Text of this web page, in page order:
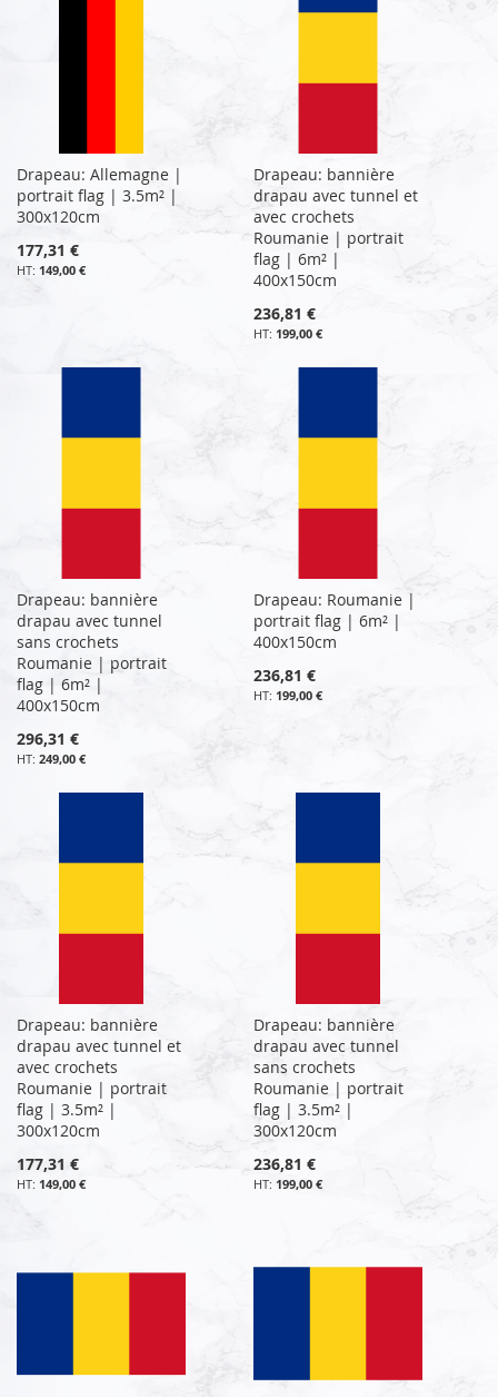
Drapeau: Allemagne |
portrait flag | 3.5m² |
300x120cm
177,31 €
149,00 €
Drapeau: bannière
drapau avec tunnel et
avec crochets
Roumanie | portrait
flag | 6m² |
400x150cm
236,81 €
199,00 €
Drapeau: bannière
drapau avec tunnel
sans crochets
Roumanie | portrait
flag | 6m² |
400x150cm
296,31 €
249,00 €
Drapeau: Roumanie |
portrait flag | 6m² |
400x150cm
236,81 €
199,00 €
Drapeau: bannière
drapau avec tunnel et
avec crochets
Roumanie | portrait
flag | 3.5m² |
300x120cm
177,31 €
149,00 €
Drapeau: bannière
drapau avec tunnel
sans crochets
Roumanie | portrait
flag | 3.5m² |
300x120cm
236,81 €
199,00 €